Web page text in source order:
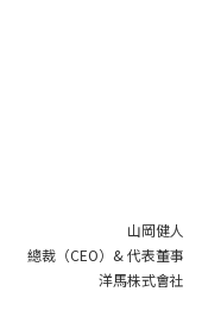
山岡健人
總裁（CEO）& 代表董事
洋馬株式會社